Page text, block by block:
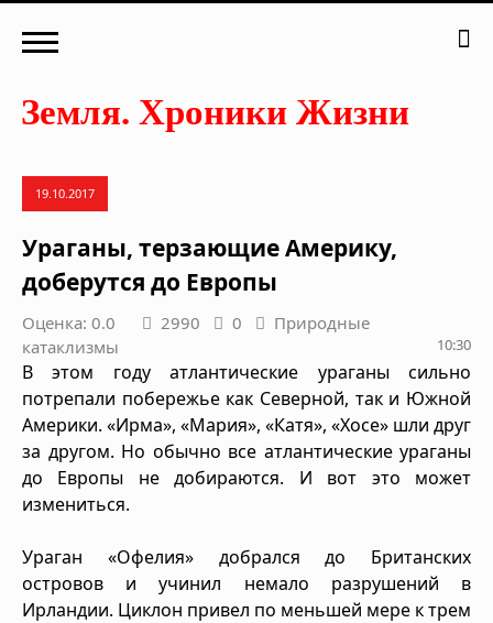
19.10.2017
Ураганы, терзающие Америку,
доберутся до Европы
Оценка: 0.0 2990 0
Природные
катаклизмы
10:30
В этом году атлантические ураганы сильно
потрепали побережье как Северной, так и Южной
Америки. «Ирма», «Мария», «Катя», «Хосе» шли друг
за другом. Но обычно все атлантические ураганы
до Европы не добираются. И вот это может
измениться.
Ураган «Офелия» добрался до Британских
островов и учинил немало разрушений в
Ирландии. Циклон привел по меньшей мере к трем